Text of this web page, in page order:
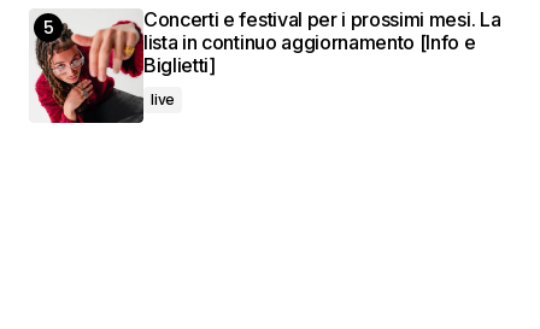
Concerti e festival per i prossimi mesi. La
lista in continuo aggiornamento [Info e
Biglietti]
live